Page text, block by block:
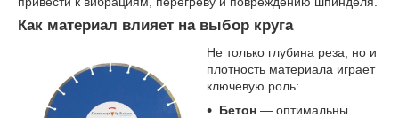
Как материал влияет на выбор круга
Не только глубина реза, но и
плотность материала играет
ключевую роль:
Бетон— оптимальны